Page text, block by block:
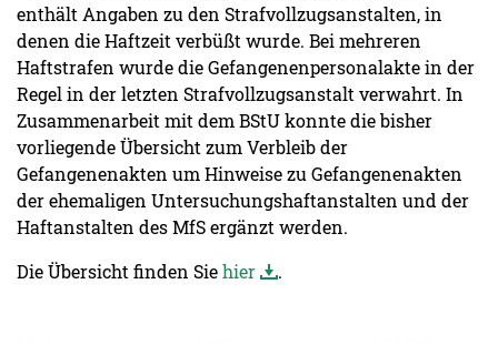
enthält Angaben zu den Strafvollzugsanstalten, in
denen die Haftzeit verbüßt wurde. Bei mehreren
Haftstrafen wurde die Gefangenenpersonalakte in der
Regel in der letzten Strafvollzugsanstalt verwahrt. In
Zusammenarbeit mit dem BStU konnte die bisher
vorliegende Übersicht zum Verbleib der
Gefangenenakten um Hinweise zu Gefangenenakten
der ehemaligen Untersuchungshaftanstalten und der
Haftanstalten des MfS ergänzt werden.
Die Übersicht finden Siehier .